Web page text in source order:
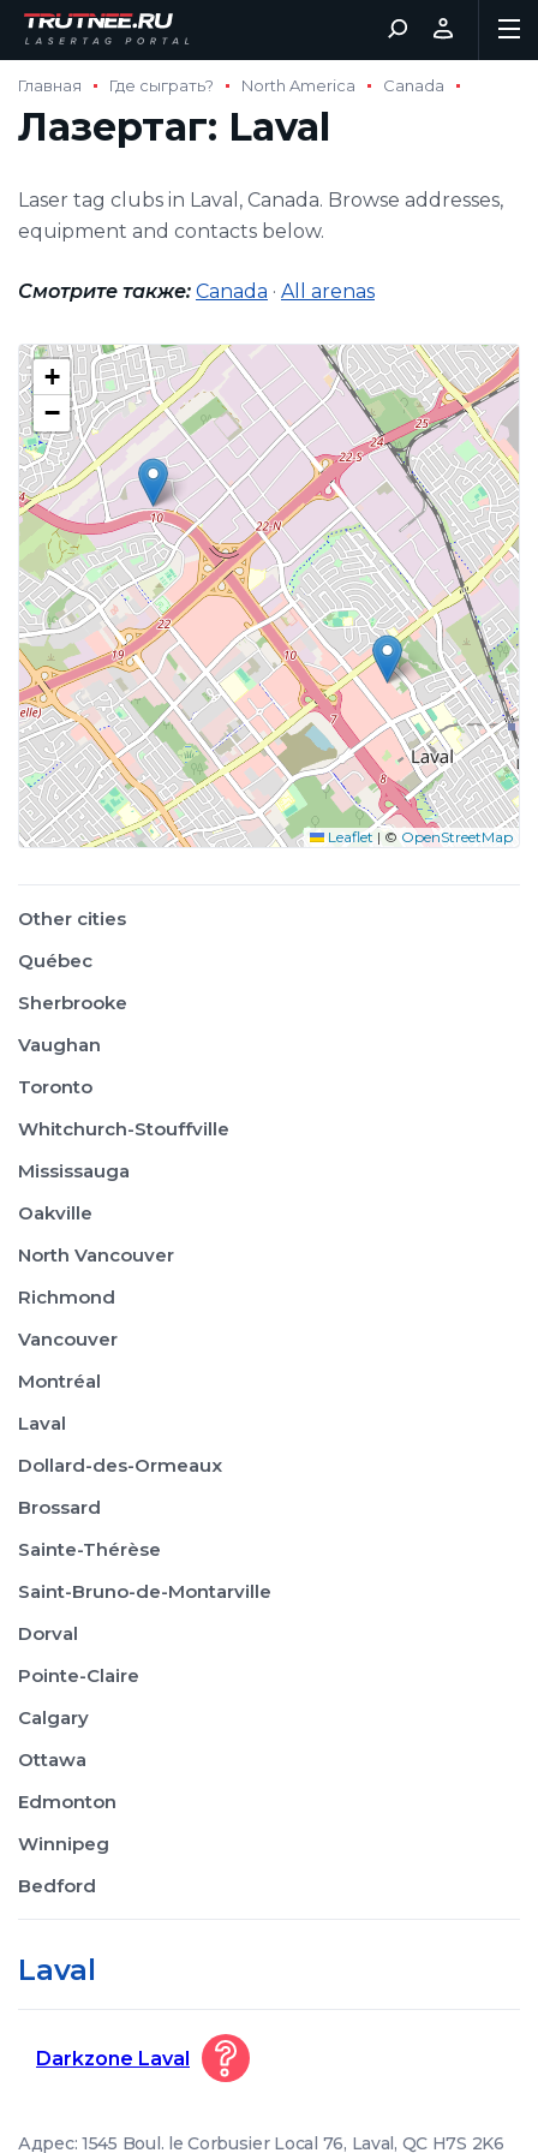
Главная Где сыграть? North America Canada
Лазертаг: Laval
Laser tag clubs in Laval, Canada. Browse addresses,
equipment and contacts below.
Смотрите также: Canada · All arenas
+
−
Leaflet | © OpenStreetMap
Other cities
Québec
Sherbrooke
Vaughan
Toronto
Whitchurch-Stouffville
Mississauga
Oakville
North Vancouver
Richmond
Vancouver
Montréal
Laval
Dollard-des-Ormeaux
Brossard
Sainte-Thérèse
Saint-Bruno-de-Montarville
Dorval
Pointe-Claire
Calgary
Ottawa
Edmonton
Winnipeg
Bedford
Laval
Darkzone Laval
Адрес: 1545 Boul. le Corbusier Local 76, Laval, QC H7S 2K6